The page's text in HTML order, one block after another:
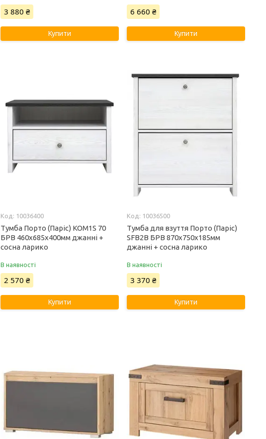
3 880 ₴
Купити
6 660 ₴
Купити
10036400
Тумба Порто (Паріс) KOM1S 70
БРВ 460х685х400мм джанні +
сосна ларико
В наявності
2 570 ₴
Купити
10036500
Тумба для взуття Порто (Паріс)
SFB2B БРВ 870х750х185мм
джанні + сосна ларико
В наявності
3 370 ₴
Купити